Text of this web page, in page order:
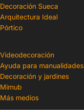
Decoración Sueca
Arquitectura Ideal
Pórtico
Videodecoración
Ayuda para manualidades
Decoración y jardines
Mimub
Más medios